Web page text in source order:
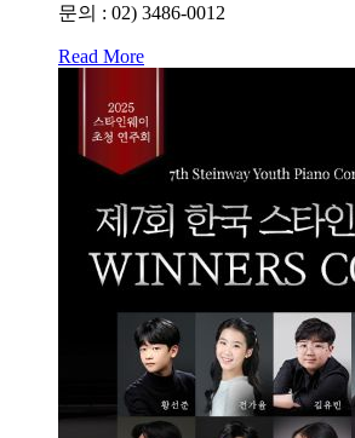
문의 : 02) 3486-0012
Read More